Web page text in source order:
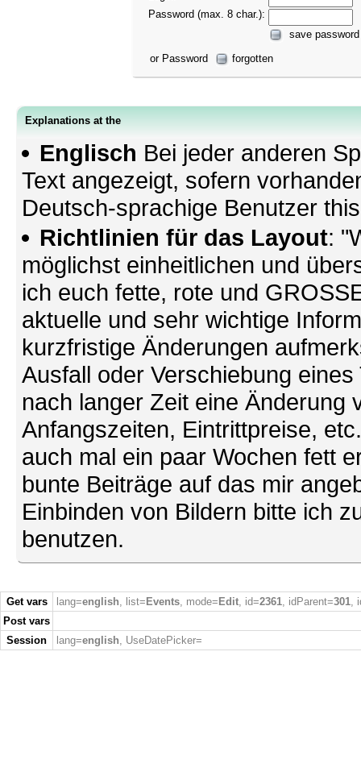
Password (max. 8 char.):
save password
or Password
forgotten
Explanations at the
Englisch Bei jeder anderen
Text angezeigt, sofern
Deutsch-sprachige Benutzer
Richtlinien für das Layout:
möglichst einheitlichen und
ich euch fette, rote und
aktuelle und sehr wichtige
kurzfristige Änderungen
Ausfall oder Verschiebung
nach langer Zeit eine Änderung
Anfangszeiten, Eintrittpreise,
auch mal ein paar Wochen fett
bunte Beiträge auf das mir
Einbinden von Bildern bitte ich
benutzen.
Get vars lang=english, list= Events, mode= Edit, id=2361, idParent=301,
Post vars
Session
lang=english, UseDatePicker=